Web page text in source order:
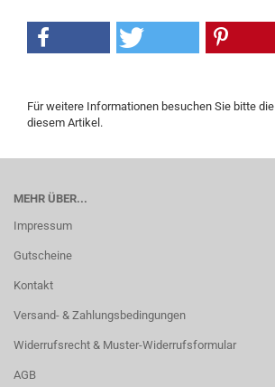
Für weitere Informationen besuchen Sie bitte die
diesem Artikel.
MEHR ÜBER...
Impressum
Gutscheine
Kontakt
Versand- & Zahlungsbedingungen
Widerrufsrecht & Muster-Widerrufsformular
AGB